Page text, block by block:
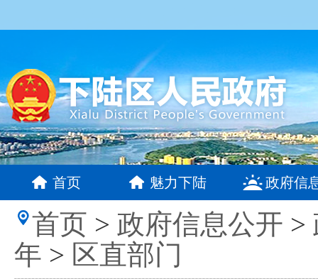
首页 魅力下陆 政府信
首页 > 政府信息公开 >
年 > 区直部门